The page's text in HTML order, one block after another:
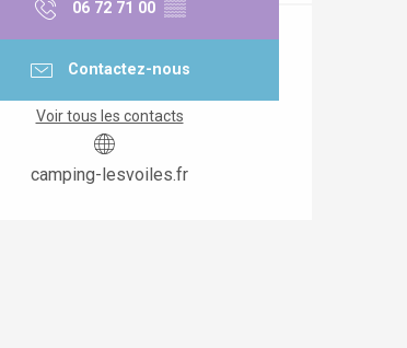
06 72 71 00 ▒▒
Contactez-nous
Voir tous les contacts
camping-lesvoiles.fr